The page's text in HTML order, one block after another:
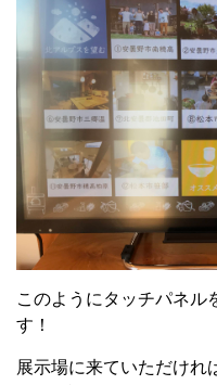
このようにタッチパネル
す！
展示場に来ていただけれ